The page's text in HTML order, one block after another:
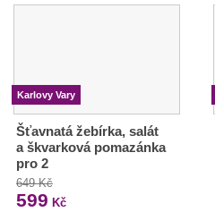
Karlovy Vary
Šťavnatá žebírka, salát
a škvarková pomazánka
pro 2
649 Kč
599 Kč